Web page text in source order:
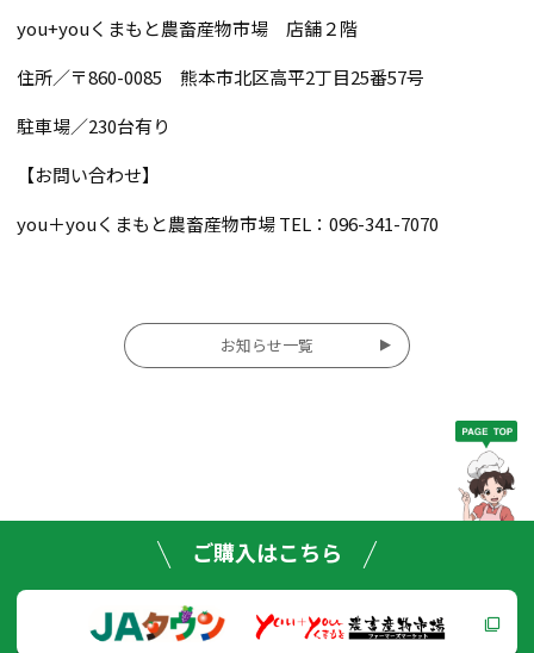
you+youくまもと農畜産物市場 店舗２階
住所／〒860-0085 熊本市北区高平2丁目25番57号
駐車場／230台有り
【お問い合わせ】
you＋youくまもと農畜産物市場 TEL：096-341-7070
投
稿
ゲー
ショ
ン
お知らせ一覧
ご購入はこちら